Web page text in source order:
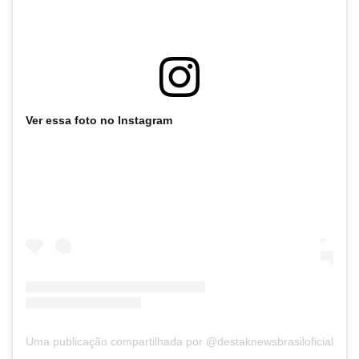
Ver essa foto no Instagram
Uma publicação compartilhada por @destaknewsbrasiloficial